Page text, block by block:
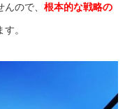
ので、 根本的な戦略の
。